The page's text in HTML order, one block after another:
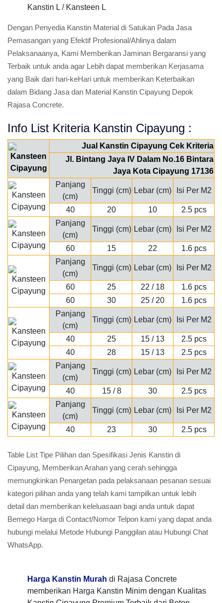
Kanstin L / Kansteen L
Dengan Penyedia Kanstin Material di Satukan Pada Jasa
Pemasangan yang Efektif Profesional/Ahlinya dalam
Pelaksanaanya, Kami Memberikan Jaminan Bergaransi yang
Terbaik untuk anda agar Lebih dapat memberikan Kerjasama
yang Baik dari hari-keHari untuk memberikan Keterbaikan
dalam Bidang Jasa dan Material Kanstin Cipayung Depok
Rajasa Concrete.
Info List Kriteria Kanstin Cipayung :
Jual Kanstin Cipayung Cek Kriteria
Jl. Bintang Jaya IV Dalam No.16 Bintara
Jaya Kota Cipayung 17136
Panjang
(cm)
Tinggi (cm) Lebar (cm) Isi Per M2
40 20 10
2.5 pcs
Panjang
(cm)
Tinggi (cm) Lebar (cm) Isi Per M2
60 15 22
1.6 pcs
Panjang
(cm)
Tinggi (cm) Lebar (cm) Isi Per M2
60 25 22 / 18
1.6 pcs
60
30 25 / 20
1.6 pcs
Panjang
(cm)
Tinggi (cm) Lebar (cm) Isi Per M2
40 25 15 / 13
2.5 pcs
40
28 15 / 13
2.5 pcs
Panjang
(cm)
Tinggi (cm) Lebar (cm) Isi Per M2
40 15 / 8 30
2.5 pcs
Panjang
(cm)
Tinggi (cm) Lebar (cm) Isi Per M2
40 23 30 2.5 pcs
Table List Tipe Pilihan dan Spesifikasi Jenis Kanstin di
Cipayung, Memberikan Arahan yang cerah sehingga
memungkinkan Penargetan pada pelaksanaan pesanan sesuai
kategori pilihan anda yang telah kami tampilkan untuk lebih
detail dan memberikan keleluasaan bagi anda untuk dapat
Bernego Harga di Contact/Nomor Telpon kami yang dapat anda
hubungi melalui Metode Hubungi Panggilan atau Hubungi Chat
WhatsApp.
Harga Kanstin Murah di Rajasa Concrete
memberikan Harga Kanstin Minim dengan Kualitas